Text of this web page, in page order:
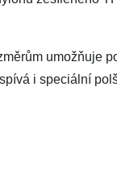
umožňuje
i speciální